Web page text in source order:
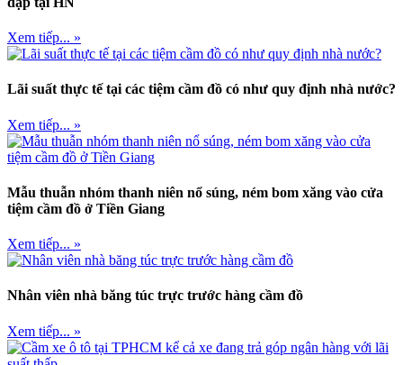
Xem tiếp... »
Lãi suất thực tế tại các tiệm cầm đồ có như quy định nhà nước?
Xem tiếp... »
Mẫu thuẫn nhóm thanh niên nổ súng, ném bom xăng vào cửa
tiệm cầm đồ ở Tiền Giang
Xem tiếp... »
Nhân viên nhà băng túc trực trước hàng cầm đồ
Xem tiếp... »